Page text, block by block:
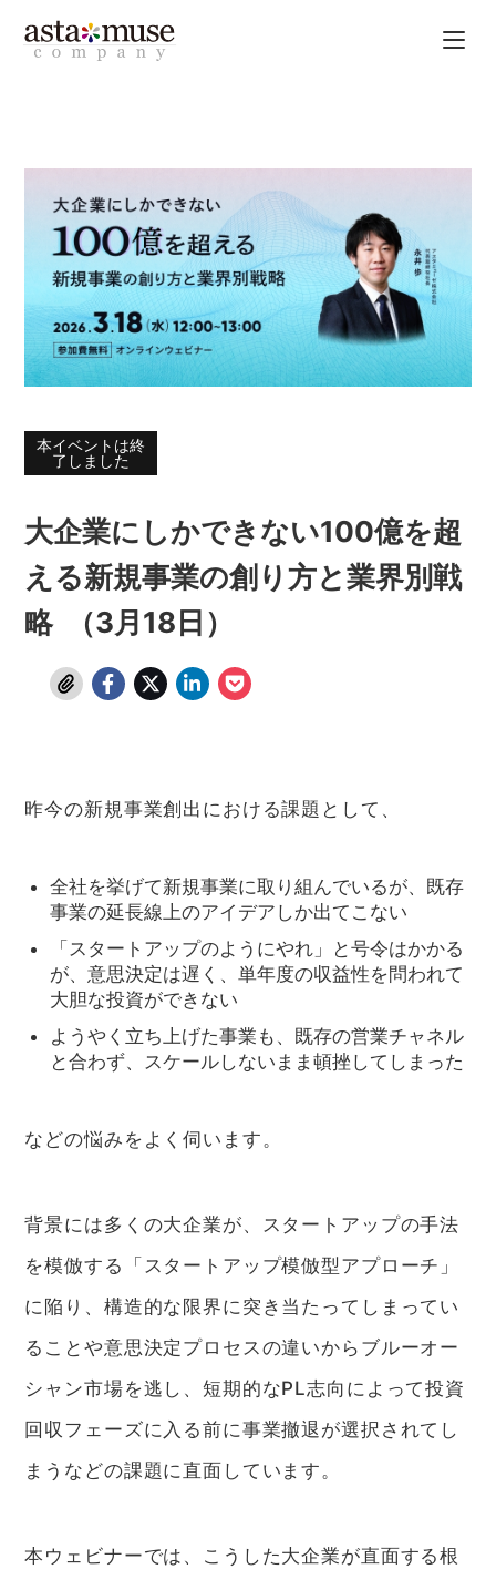
本イベントは終
了しました
大企業にしかできない100億を超
える新規事業の創り方と業界別戦
略 （3月18日）
昨今の新規事業創出における課題として、
全社を挙げて新規事業に取り組んでいるが、既存
事業の延長線上のアイデアしか出てこない
「スタートアップのようにやれ」と号令はかかる
が、意思決定は遅く、単年度の収益性を問われて
大胆な投資ができない
ようやく立ち上げた事業も、既存の営業チャネル
と合わず、スケールしないまま頓挫してしまった
などの悩みをよく伺います。
背景には多くの大企業が、スタートアップの手法
を模倣する「スタートアップ模倣型アプローチ」
に陥り、構造的な限界に突き当たってしまってい
ることや意思決定プロセスの違いからブルーオー
シャン市場を逃し、短期的なPL志向によって投資
回収フェーズに入る前に事業撤退が選択されてし
まうなどの課題に直面しています。
本ウェビナーでは、こうした大企業が直面する根